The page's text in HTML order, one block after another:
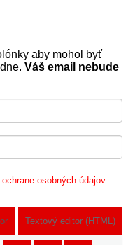
aby mohol byť
Váš email nebude
osobných údajov
Textový editor (HTML)